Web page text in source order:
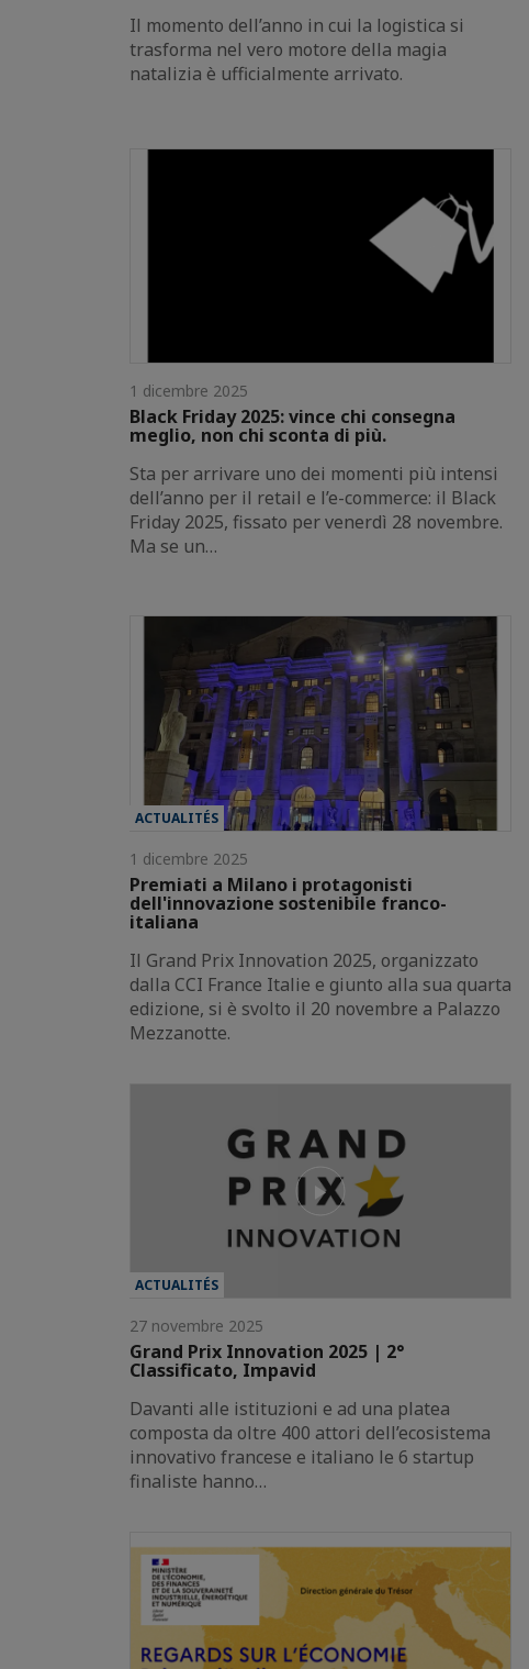
Il momento dell’anno in cui la logistica si
trasforma nel vero motore della magia
natalizia è ufficialmente arrivato.
1 dicembre 2025
Black Friday 2025: vince chi consegna
meglio, non chi sconta di più.
Sta per arrivare uno dei momenti più intensi
dell’anno per il retail e l’e-commerce: il Black
Friday 2025, fissato per venerdì 28 novembre.
Ma se un…
ACTUALITÉS
1 dicembre 2025
Premiati a Milano i protagonisti
dell'innovazione sostenibile franco-
italiana
Il Grand Prix Innovation 2025, organizzato
dalla CCI France Italie e giunto alla sua quarta
edizione, si è svolto il 20 novembre a Palazzo
Mezzanotte.
ACTUALITÉS
27 novembre 2025
Grand Prix Innovation 2025 | 2°
Classificato, Impavid
Davanti alle istituzioni e ad una platea
composta da oltre 400 attori dell’ecosistema
innovativo francese e italiano le 6 startup
finaliste hanno…